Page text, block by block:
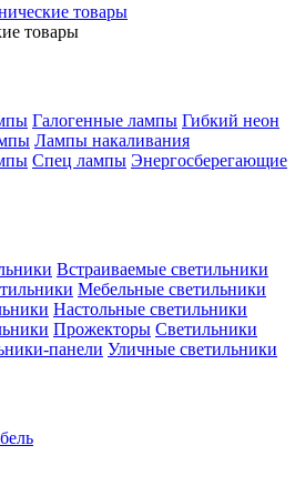
товары
товары
Галогенные лампы Гибкий неон
Лампы накаливания
Спец лампы Энергосберегающие
Встраиваемые светильники
Мебельные светильники
Настольные светильники
Прожекторы Светильники
панели Уличные светильники